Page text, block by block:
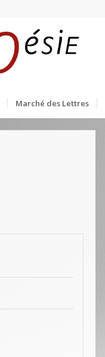
Marché des Lettres